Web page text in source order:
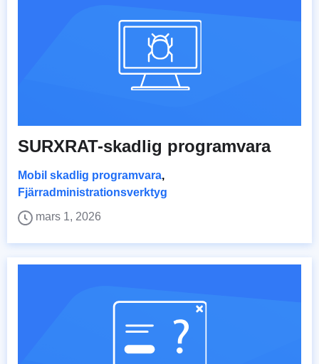
SURXRAT-skadlig programvara
Mobil skadlig programvara,
Fjärradministrationsverktyg
mars 1, 2026